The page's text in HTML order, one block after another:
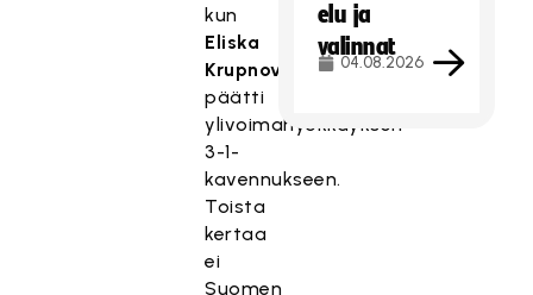
kun
Eliska
Krupnova
päätti
ylivoimahyökkäyksen
3-1-
kavennukseen.
Toista
kertaa
ei
Suomen
elu ja
valinnat
04.08.2026